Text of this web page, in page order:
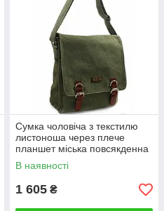
Сумка чоловіча з текстилю
листоноша через плече
планшет міська повсякденна
6558
В наявності
1 605 ₴